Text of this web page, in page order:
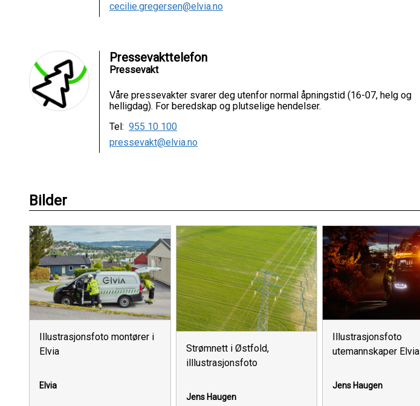
cecilie.gregersen@elvia.no
Pressevakttelefon
Pressevakt
Våre pressevakter svarer deg utenfor normal åpningstid (16-07, helg og
helligdag). For beredskap og plutselige hendelser.
Tel: 955 10 100
pressevakt@elvia.no
Bilder
Illustrasjonsfoto montører i
Elvia
Elvia
Strømnett i Østfold,
illlustrasjonsfoto
Jens Haugen
Illustrasjonsfoto
utemannskaper Elvia
Jens Haugen